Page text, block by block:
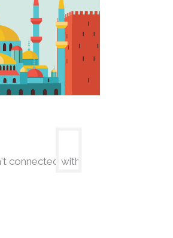
connected with